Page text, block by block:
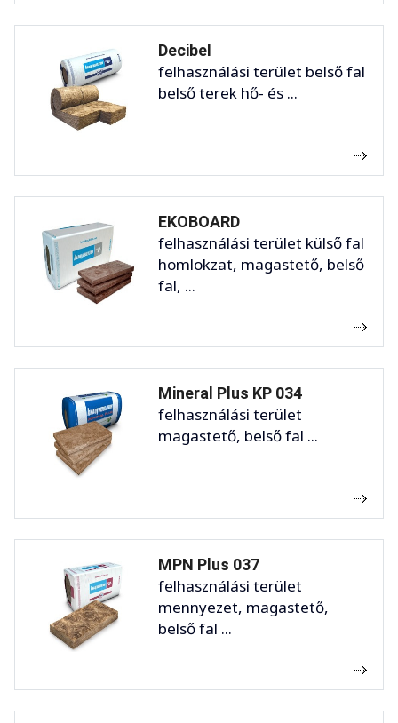
Decibel
felhasználási terület belső fal
belső terek hő- és ...
EKOBOARD
felhasználási terület külső fal
homlokzat, magastető, belső
fal, ...
Mineral Plus KP 034
felhasználási terület
magastető, belső fal ...
MPN Plus 037
felhasználási terület
mennyezet, magastető,
belső fal ...